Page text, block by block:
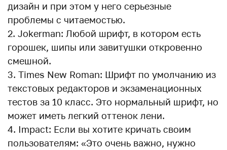
дизайн и при этом у него серьезные
проблемы с читаемостью.
Jokerman: Любой шрифт, в котором есть
горошек, шипы или завитушки откровенно
смешной.
Times New Roman: Шрифт по умолчанию из
текстовых редакторов и экзаменационных
тестов за 10 класс. Это нормальный шрифт, но
может иметь легкий оттенок лени.
Impact: Если вы хотите кричать своим
пользователям: «Это очень важно, нужно